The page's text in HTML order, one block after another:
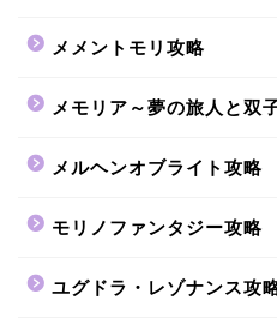
メメントモリ攻略
メモリア～夢の旅人と双
メルヘンオブライト攻略
モリノファンタジー攻略
ユグドラ・レゾナンス攻